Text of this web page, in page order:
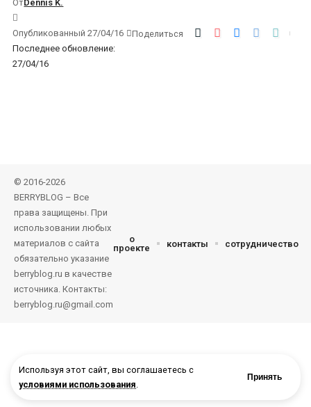
Используя этот сайт, вы соглашаетесь с
условиями использования.
Принять
Последнее обновление:
27/04/16
ОтDennis K.
Опубликованный 27/04/16 Поделиться
© 2016-2026
BERRYBLOG – Все
права защищены. При
использовании любых
материалов с сайта
обязательно указание
berryblog.ru в качестве
источника. Контакты:
berryblog.ru@gmail.com
о
проекте
контакты сотрудничество